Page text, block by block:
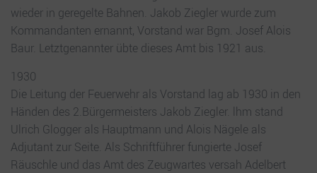
wieder in geregelte Bahnen. Jakob Ziegler wurde zum
Kommandanten ernannt, Vorstand war Bgm. Josef Alois
Baur. Letztgenannter übte dieses Amt bis 1921 aus.
1930
Die Leitung der Feuerwehr als Vorstand lag ab 1930 in den
Händen des 2.Bürgermeisters Jakob Ziegler. lhm stand
Ulrich Glogger als Hauptmann und Alois Nägele als
Adjutant zur Seite. Als Schriftführer fungierte Josef
Räuschle und das Amt des Zeugwartes versah Adelbert